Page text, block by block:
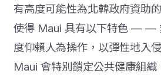
有高度可能性為北韓政府資助
使得 Maui 具有以下特色 — —
度仰賴人為操作，以彈性地入
Maui 會特別鎖定公共健康組